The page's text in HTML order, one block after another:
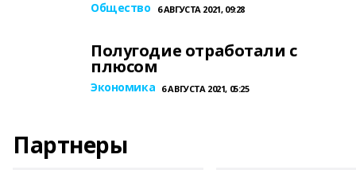
Общество 6 АВГУСТА 2021, 09:28
Полугодие отработали с
плюсом
Экономика 6 АВГУСТА 2021, 05:25
Партнеры